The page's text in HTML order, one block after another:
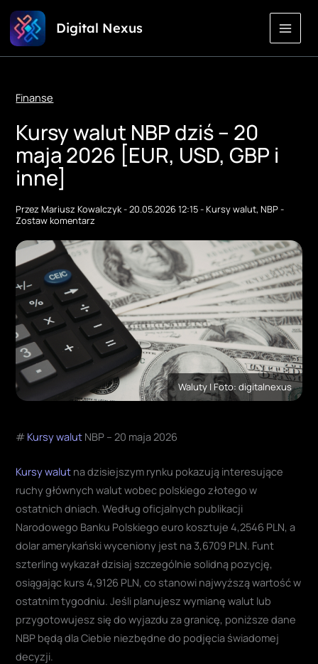
Przejdź
do
treści
Digital Nexus
Finanse
Kursy walut NBP dziś – 20
maja 2026 [EUR, USD, GBP i
inne]
PrzezMariusz Kowalczyk-20.05.2026 12:15-Kursy walut,NBP-
Zostaw komentarz
Waluty | Foto: digitalnexus
# Kursy walut NBP – 20 maja 2026
Kursy walut na dzisiejszym rynku pokazują interesujące
ruchy głównych walut wobec polskiego złotego w
ostatnich dniach. Według oficjalnych publikacji
Narodowego Banku Polskiego euro kosztuje 4,2546 PLN, a
dolar amerykański wyceniony jest na 3,6709 PLN. Funt
szterling wykazał dzisiaj szczególnie solidną pozycję,
osiągając kurs 4,9126 PLN, co stanowi najwyższą wartość w
ostatnim tygodniu. Jeśli planujesz wymianę walut lub
przygotowujesz się do wyjazdu za granicę, poniższe dane
NBP będą dla Ciebie niezbędne do podjęcia świadomej
decyzji.